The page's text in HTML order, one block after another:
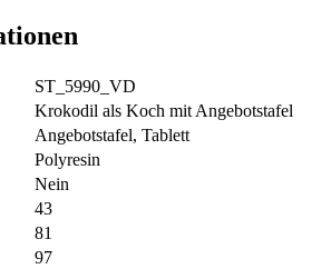
ST_5990_VD
Krokodil als Koch mit Angebotstafel
Angebotstafel, Tablett
Polyresin
Nein
43
81
97